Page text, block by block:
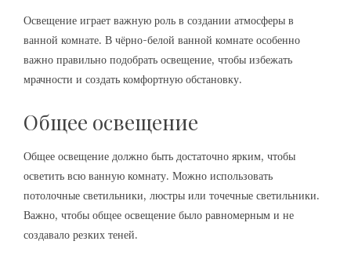
Освещение играет важную роль в создании атмосферы в
ванной комнате. В чёрно-белой ванной комнате особенно
важно правильно подобрать освещение, чтобы избежать
мрачности и создать комфортную обстановку.
Общее освещение
Общее освещение должно быть достаточно ярким, чтобы
осветить всю ванную комнату. Можно использовать
потолочные светильники, люстры или точечные светильники.
Важно, чтобы общее освещение было равномерным и не
создавало резких теней.